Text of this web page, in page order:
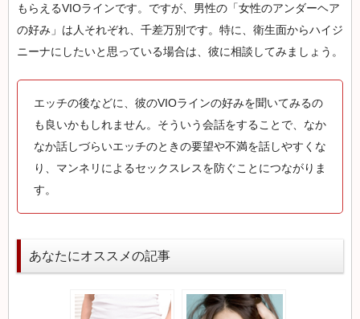
もらえるVIOラインです。ですが、男性の「女性のアンダーヘア
の好み」は人それぞれ、千差万別です。特に、衛生面からハイジ
ニーナにしたいと思っている場合は、彼に相談してみましょう。
エッチの後などに、彼のVIOラインの好みを聞いてみるの
も良いかもしれません。そういう会話をすることで、なか
なか話しづらいエッチのときの要望や不満を話しやすくな
り、マンネリによるセックスレスを防ぐことにつながりま
す。
あなたにオススメの記事